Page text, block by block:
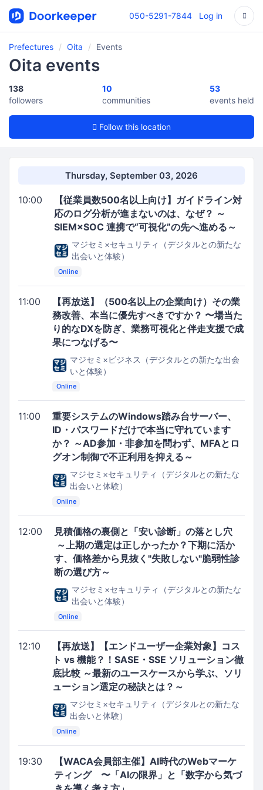
050-5291-7844 Log in
Prefectures Oita Events
Oita events
Follow this location
138
followers
10
communities
53
events held
Thursday, September 03, 2026
10:00
【従業員数500名以上向け】ガイドライン対
応のログ分析が進まないのは、なぜ？ ～
SIEM×SOC 連携で“可視化”の先へ進める～
マジセミ×セキュリティ（デジタルとの新たな
出会いと体験）
Online
11:00
【再放送】（500名以上の企業向け）その業
務改善、本当に優先すべきですか？ 〜場当た
り的なDXを防ぎ、業務可視化と伴走支援で成
果につなげる〜
マジセミ×ビジネス（デジタルとの新たな出会
いと体験）
Online
11:00
重要システムのWindows踏み台サーバー、
ID・パスワードだけで本当に守れています
か？ ～AD参加・非参加を問わず、MFAとロ
グオン制御で不正利用を抑える～
マジセミ×セキュリティ（デジタルとの新たな
出会いと体験）
Online
12:00
見積価格の裏側と「安い診断」の落とし穴
～上期の選定は正しかったか？下期に活か
す、価格差から見抜く"失敗しない"脆弱性診
断の選び方～
マジセミ×セキュリティ（デジタルとの新たな
出会いと体験）
Online
12:10
【再放送】【エンドユーザー企業対象】コス
ト vs 機能？！SASE・SSE ソリューション徹
底比較 ～最新のユースケースから学ぶ、ソリ
ューション選定の秘訣とは？～
マジセミ×セキュリティ（デジタルとの新たな
出会いと体験）
Online
19:30
【WACA会員部主催】AI時代のWebマーケ
ティング 〜「AIの限界」と「数字から気づ